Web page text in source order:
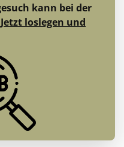
kann bei der
Jetzt loslegen und